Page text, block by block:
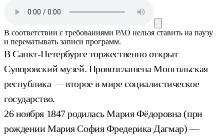
В соответствии с требованиями РАО нельзя ставить на паузу
и перематывать записи программ.
В Санкт-Петербурге торжественно открыт
Суворовский музей. Провозглашена Монгольская
республика — второе в мире социалистическое
государство.
26 ноября 1847 родилась Мария Фёдоровна (при
рождении Мария София Фредерика Дагмар) —